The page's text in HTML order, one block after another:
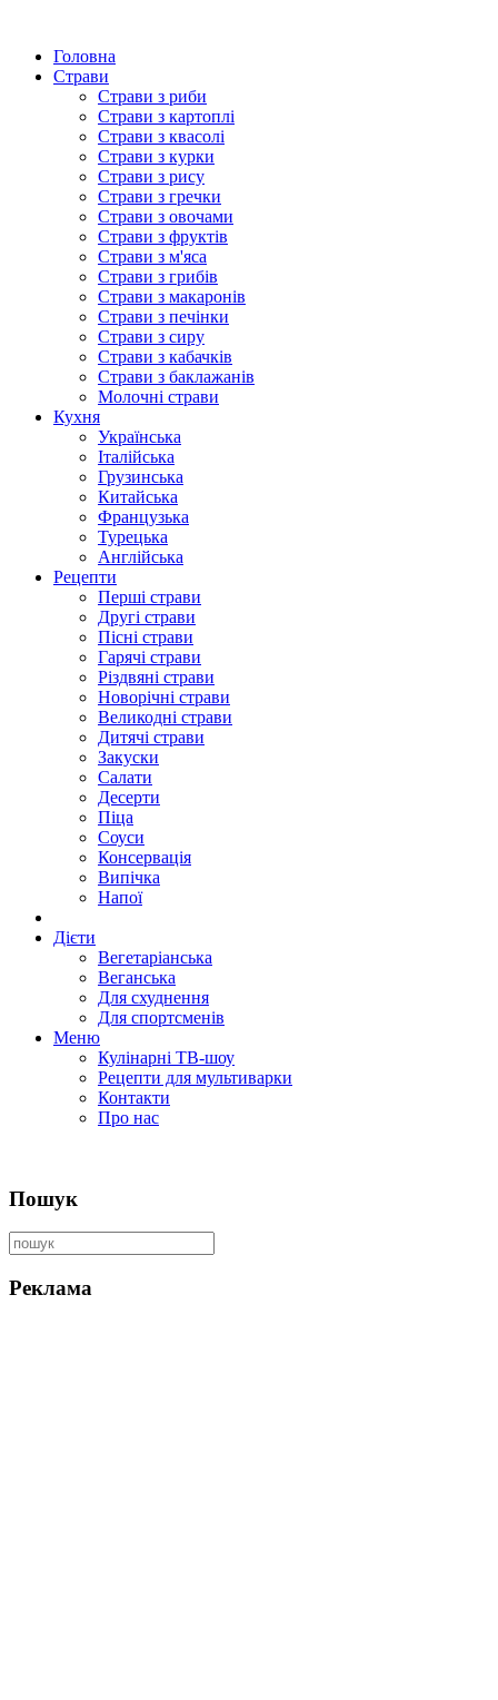
Головна
Страви
Страви з риби
Страви з картоплі
Страви з квасолі
Страви з курки
Страви з рису
Страви з гречки
Страви з овочами
Страви з фруктів
Страви з м'яса
Страви з грибів
Страви з макаронів
Страви з печінки
Страви з сиру
Страви з кабачків
Страви з баклажанів
Молочні страви
Кухня
Українська
Італійська
Грузинська
Китайська
Французька
Турецька
Англійська
Рецепти
Перші страви
Другі страви
Пісні страви
Гарячі страви
Різдвяні страви
Новорічні страви
Великодні страви
Дитячі страви
Закуски
Салати
Десерти
Піца
Соуси
Консервація
Випічка
Напої
Дієти
Вегетаріанська
Веганська
Для схуднення
Для спортсменів
Меню
Кулінарні ТВ-шоу
Рецепти для мультиварки
Контакти
Про нас
Пошук
Реклама